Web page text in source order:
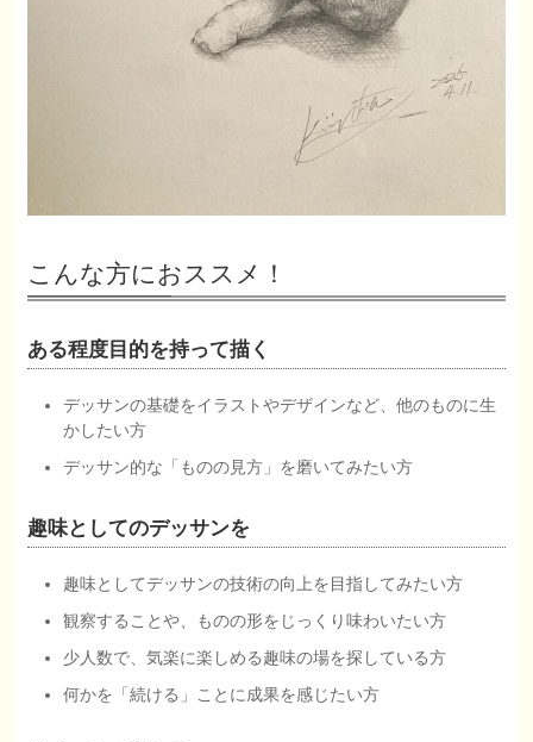
こんな方におススメ！
ある程度目的を持って描く
デッサンの基礎をイラストやデザインなど、他のものに生
かしたい方
デッサン的な「ものの見方」を磨いてみたい方
趣味としてのデッサンを
趣味としてデッサンの技術の向上を目指してみたい方
観察することや、ものの形をじっくり味わいたい方
少人数で、気楽に楽しめる趣味の場を探している方
何かを「続ける」ことに成果を感じたい方